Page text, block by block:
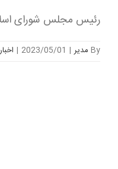
رئیس مجلس شورای
By مدیر |
2023/05/01
| اخبار